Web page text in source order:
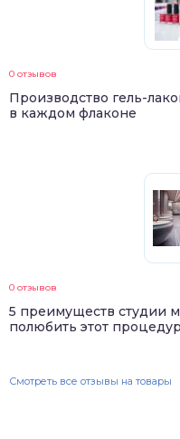
0 отзывов
Производство гель-
в каждом флаконе
0 отзывов
5 преимуществ студии
полюбить этот
Смотреть все отзывы на товары